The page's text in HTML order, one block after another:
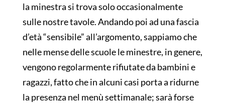
la minestra si trova solo occasionalmente
sulle nostre tavole. Andando poi ad una fascia
d’età “sensibile” all’argomento, sappiamo che
nelle mense delle scuole le minestre, in genere,
vengono regolarmente rifiutate da bambini e
ragazzi, fatto che in alcuni casi porta a ridurne
la presenza nel menù settimanale; sarà forse